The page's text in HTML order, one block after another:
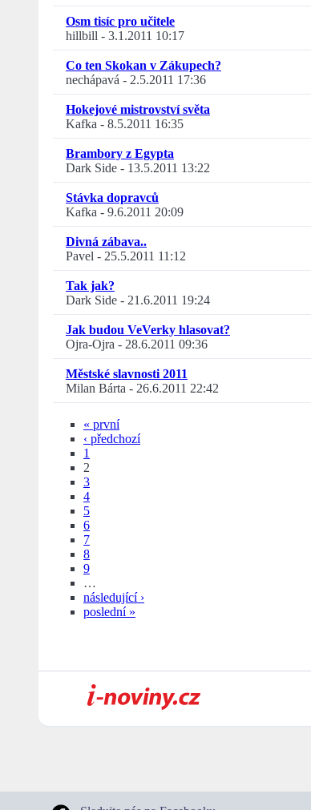
Osm tisíc pro učitele
hillbill - 3.1.2011 10:17
Co ten Skokan v Zákupech?
nechápavá - 2.5.2011 17:36
Hokejové mistrovství světa
Kafka - 8.5.2011 16:35
Brambory z Egypta
Dark Side - 13.5.2011 13:22
Stávka dopravců
Kafka - 9.6.2011 20:09
Divná zábava..
Pavel - 25.5.2011 11:12
Tak jak?
Dark Side - 21.6.2011 19:24
Jak budou VeVerky hlasovat?
Ojra-Ojra - 28.6.2011 09:36
Městské slavnosti 2011
Milan Bárta - 26.6.2011 22:42
« první
‹ předchozí
1
2
3
4
5
6
7
8
9
…
následující ›
poslední »